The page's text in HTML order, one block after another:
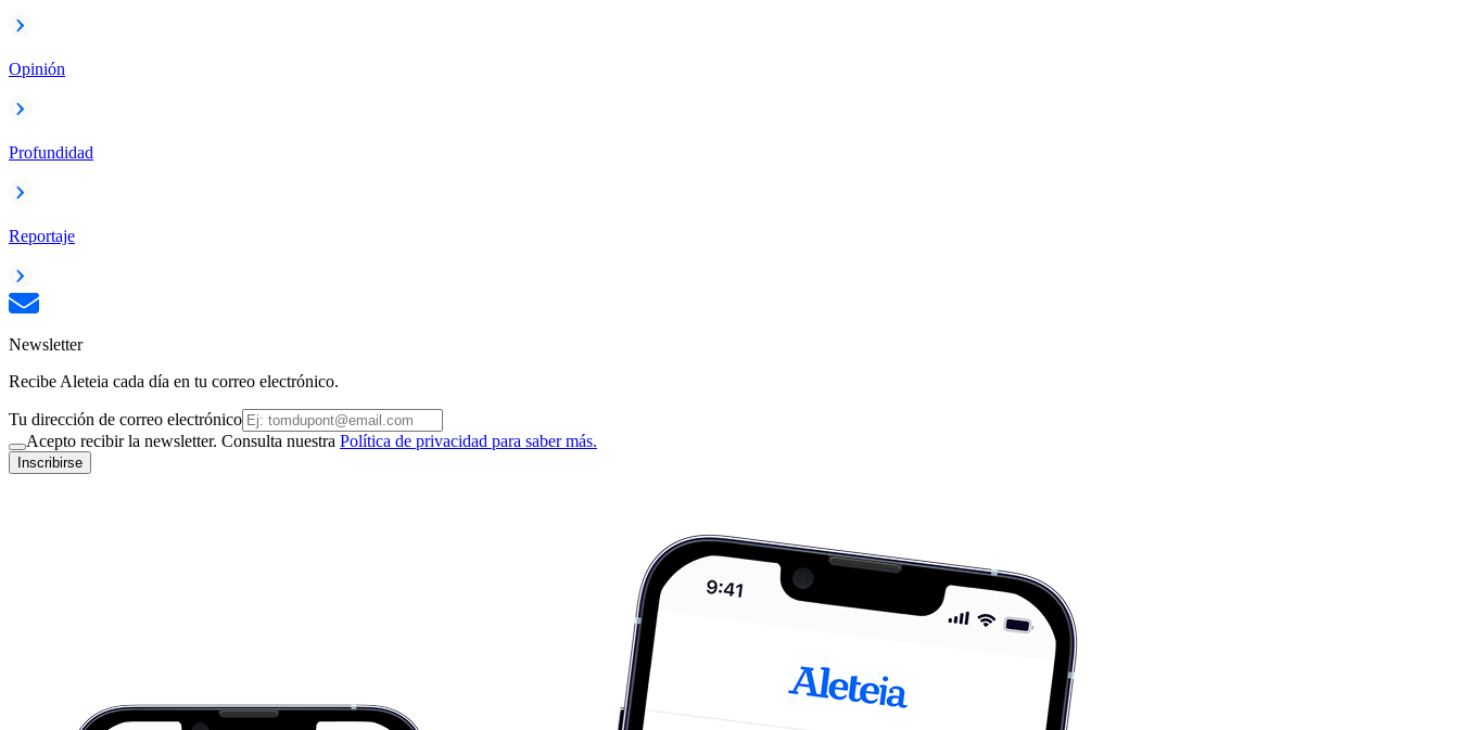
Opinión
Profundidad
Reportaje
Newsletter
Recibe Aleteia cada día en tu correo electrónico.
Tu dirección de correo electrónico
Acepto recibir la newsletter. Consulta nuestra Política de privacidad para saber más.
Inscribirse